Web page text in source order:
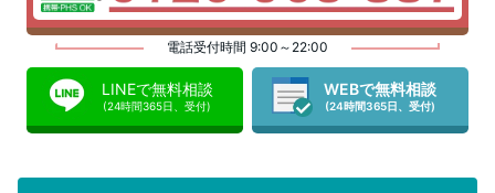
電話受付時間 9:00～22:00
LINEで無料相談
(24時間365日、受付)
WEBで無料相談
(24時間365日、受付)